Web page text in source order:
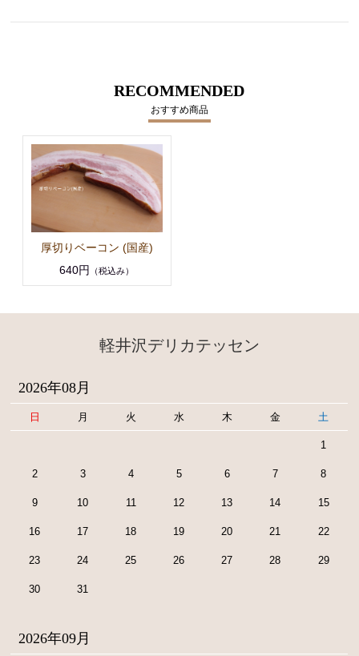
RECOMMENDED
おすすめ商品
厚切りベーコン (国産)
640円
（税込み）
軽井沢デリカテッセン
2026年08月
日 月 火 水 木 金 土
1
2 3 4 5 6 7 8
9 10 11 12 13 14 15
16 17 18 19 20 21 22
23 24 25 26 27 28 29
30 31
2026年09月